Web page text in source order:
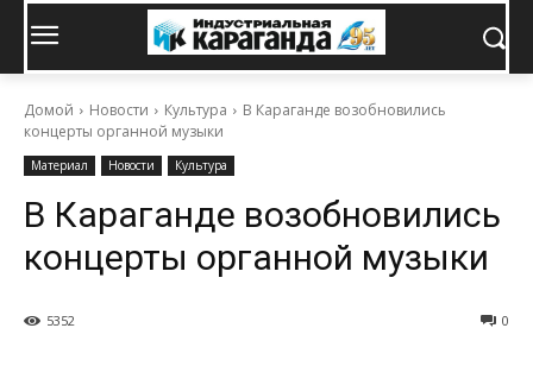
Домой Новости Культура
В Караганде возобновились
концерты органной музыки
Материал Новости Культура
В Караганде возобновились
концерты органной музыки
0
5352